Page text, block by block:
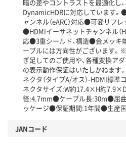
暗の差やコントラストを最適化し
DynamicHDRに対応しています
ャンネル（eARC）対応●可変リフレ
●HDMIイーサネットチャンネル（
応●3重シールド、構造●金メッキ
ーブルには方向性がございます。
ぎ足してのご使用や、各種変換ア
の表示動作保証はいたしかねます
ネクタ（タイプA/オス）-HDMI標準
ネクタサイズ:W約17.4×H約
径:4.7mm●ケーブル長:30m●屈
ッケージ●保証期間:1年間●生産
JANコード